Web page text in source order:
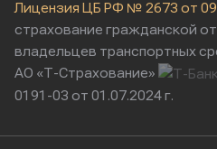
Лицензия ЦБ РФ № 2673 от
страхование гражданской
владельцев транспортных
АО «Т-Страхование»
0191-03 от 01.07.2024 г.